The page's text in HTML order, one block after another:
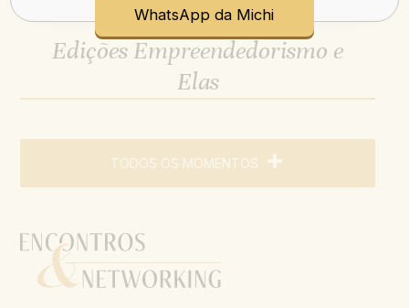
Edições Empreendedorismo e
Elas
TODOS OS MOMENTOS
WhatsApp da Michi